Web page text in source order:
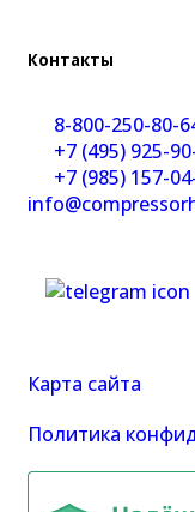
Контакты
8-800-250-80-
+7 (495) 925-
+7 (985) 157-
Карта сайта
Политика